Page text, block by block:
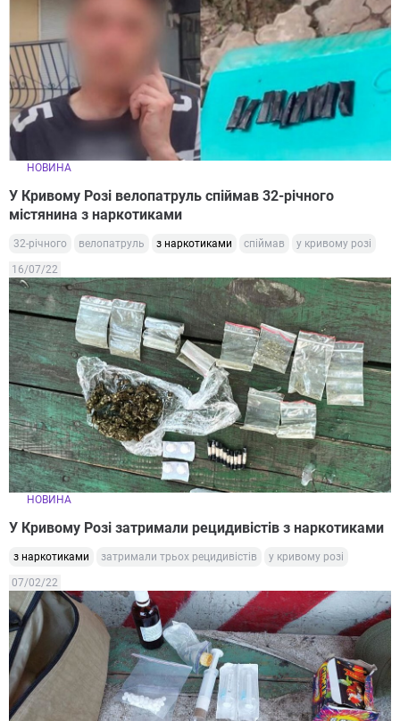
НОВИНА
У Кривому Розі велопатруль спіймав 32-річного
містянина з наркотиками
32-річного велопатруль з наркотиками спіймав у кривому розі
16/07/22
НОВИНА
У Кривому Розі затримали рецидивістів з наркотиками
з наркотиками затримали трьох рецидивістів у кривому розі
07/02/22